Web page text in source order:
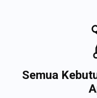
Semua